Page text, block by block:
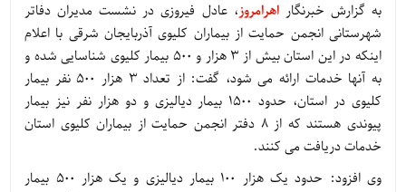
به گزارش خبرنگاراهرامروز، عادل فیروزی در نشست مدیران دفاتر
شهرستانی انجمن حمایت از بیماران کلیوی آذربایجان شرقی با اعلام
اینکه در این استان بیش از ۳ هزار و ۵۰۰ بیمار کلیوی شناسایی شده و
به آنها خدمات ارائه می شود، گفت: از تعداد ۳ هزار ۵۰۰ نفر بیمار
کلیوی در استان، حدود ۱۵۰۰ بیمار دیالیزی و دو هزار نفر نیز بیمار
پیوندی هستند که از ۸ دفتر انجمن حمایت از بیماران کلیوی استان
خدمات دریافت می کنند.
وی افزود: حدود یک هزار ۱۰۰ بیمار دیالیزی و یک هزار ۵۰۰ بیمار